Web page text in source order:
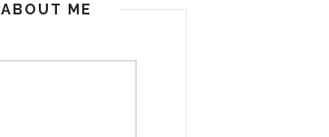
ABOUT ME